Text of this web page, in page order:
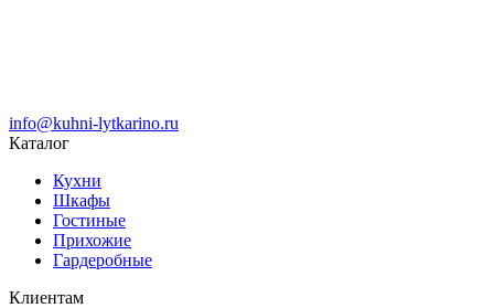
info@kuhni-lytkarino.ru
Каталог
Кухни
Шкафы
Гостиные
Прихожие
Гардеробные
Клиентам